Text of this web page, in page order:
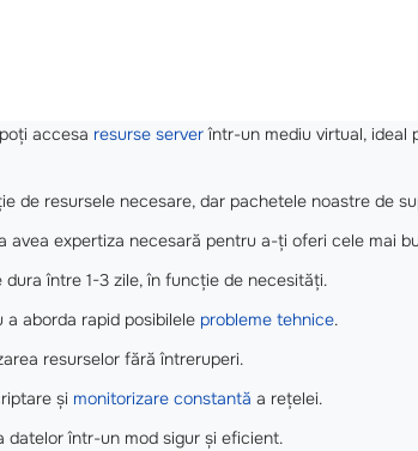
accesa resurse serverîntr-un mediu virtual, ideal
de resursele necesare, dar pachetele noastre de
expertiza necesară pentru a-ți oferi cele mai
între 1-3 zile, în funcție de necesități.
aborda rapid posibilele probleme tehnice.
resurselor fără întreruperi.
și monitorizare constantă a rețelei.
datelor într-un mod sigur și eficient.